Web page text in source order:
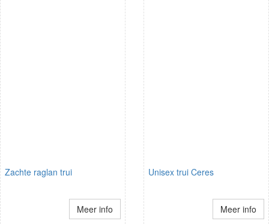
Zachte raglan trui
Meer info
Unisex trui Ceres
Meer info